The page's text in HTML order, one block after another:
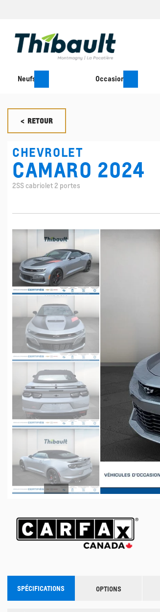
Neufs Occasion
< RETOUR
CHEVROLET
CAMARO 2024
2SS cabriolet 2 portes
SPÉCIFICATIONS OPTIONS